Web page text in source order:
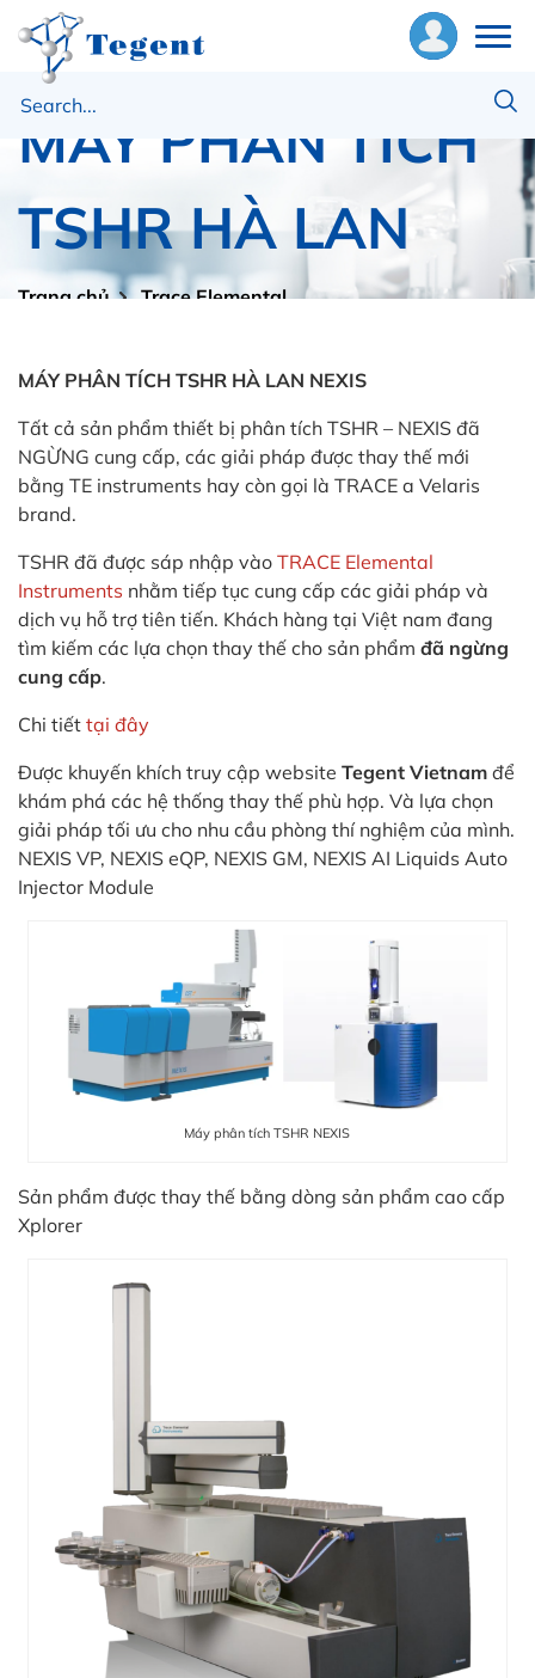
MÁY PHÂN TÍCH
TSHR HÀ LAN
Trang chủ
Trace Elemental
MÁY PHÂN TÍCH TSHR HÀ LAN NEXIS
Tất cả sản phẩm thiết bị phân tích TSHR – NEXIS đã
NGỪNG cung cấp, các giải pháp được thay thế mới
bằng TE instruments hay còn gọi là TRACE a Velaris
brand.
TSHR đã được sáp nhập vào TRACE Elemental
Instruments nhằm tiếp tục cung cấp các giải pháp và
dịch vụ hỗ trợ tiên tiến. Khách hàng tại Việt nam đang
tìm kiếm các lựa chọn thay thế cho sản phẩm đã ngừng
cung cấp.
Chi tiết tại đây
Được khuyến khích truy cập website Tegent Vietnam để
khám phá các hệ thống thay thế phù hợp. Và lựa chọn
giải pháp tối ưu cho nhu cầu phòng thí nghiệm của mình.
NEXIS VP, NEXIS eQP, NEXIS GM, NEXIS AI Liquids Auto
Injector Module
Máy phân tích TSHR NEXIS
Sản phẩm được thay thế bằng dòng sản phẩm cao cấp
Xplorer